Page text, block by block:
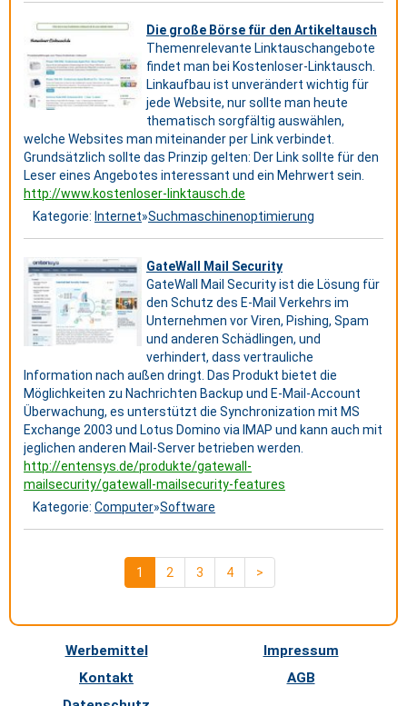
Die große Börse für den Artikeltausch
Themenrelevante Linktauschangebote
findet man bei Kostenloser-Linktausch.
Linkaufbau ist unverändert wichtig für
jede Website, nur sollte man heute
thematisch sorgfältig auswählen,
welche Websites man miteinander per Link verbindet.
Grundsätzlich sollte das Prinzip gelten: Der Link sollte für den
Leser eines Angebotes interessant und ein Mehrwert sein.
http://www.kostenloser-linktausch.de
Kategorie: Internet»Suchmaschinenoptimierung
GateWall Mail Security
GateWall Mail Security ist die Lösung für
den Schutz des E-Mail Verkehrs im
Unternehmen vor Viren, Pishing, Spam
und anderen Schädlingen, und
verhindert, dass vertrauliche
Information nach außen dringt. Das Produkt bietet die
Möglichkeiten zu Nachrichten Backup und E-Mail-Account
Überwachung, es unterstützt die Synchronization mit MS
Exchange 2003 und Lotus Domino via IMAP und kann auch mit
jeglichen anderen Mail-Server betrieben werden.
http://entensys.de/produkte/gatewall-
mailsecurity/gatewall-mailsecurity-features
Kategorie: Computer»Software
1 2 3 4 >
Werbemittel
Impressum
Kontakt
AGB